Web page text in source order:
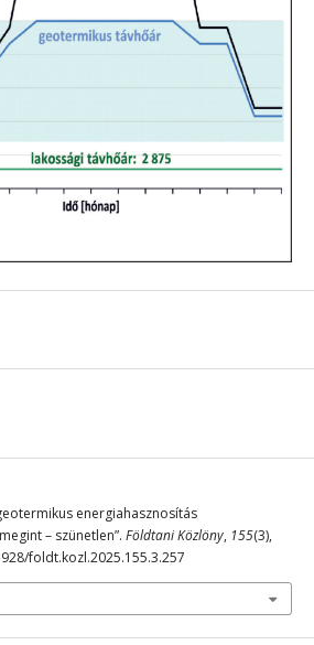
energiahasznosítás
– szünetlen”. Földtani Közlöny, 155(3),
foldt.kozl.2025.155.3.257